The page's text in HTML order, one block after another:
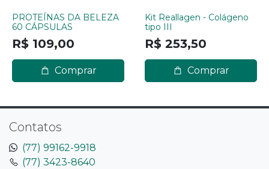
PROTEÍNAS DA BELEZA
60 CÁPSULAS
R$ 109,00
Comprar
Kit Reallagen - Colágeno
tipo III
R$ 253,50
Comprar
Contatos
(77) 99162-9918
(77) 3423-8640